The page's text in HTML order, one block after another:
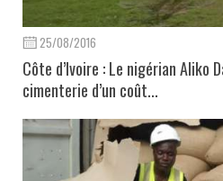
25/08/2016
Côte d’Ivoire : Le nigérian Aliko
cimenterie d’un coût...